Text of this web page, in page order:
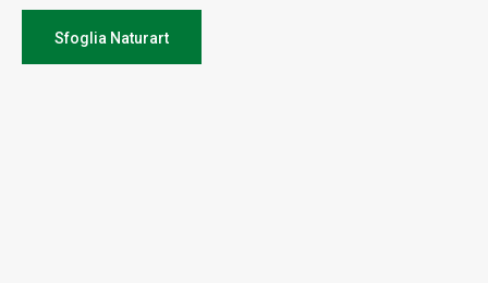
Sfoglia Naturart